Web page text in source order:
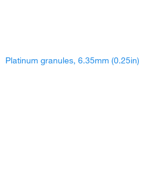
Platinum granules, 6.35mm (0.25in)